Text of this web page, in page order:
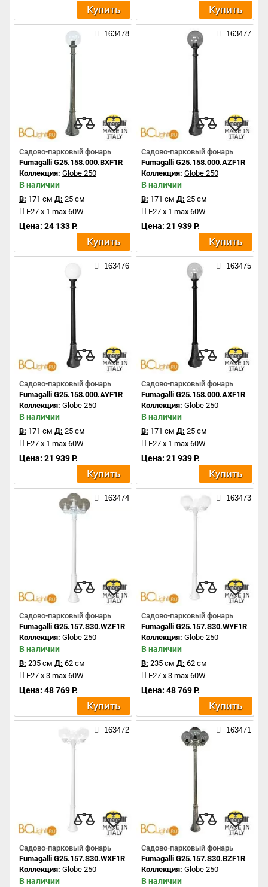
Купить Купить
163478
Садово-парковый фонарь
Fumagalli G25.158.000.BXF1R
Коллекция: Globe 250
В наличии
В: 171 см Д: 25 см
E27 x 1 max 60W
Цена: 24 133 Р.
Купить
163477
Садово-парковый фонарь
Fumagalli G25.158.000.AZF1R
Коллекция: Globe 250
В наличии
В: 171 см Д: 25 см
E27 x 1 max 60W
Цена: 21 939 Р.
Купить
163476
Садово-парковый фонарь
Fumagalli G25.158.000.AYF1R
Коллекция: Globe 250
В наличии
В: 171 см Д: 25 см
E27 x 1 max 60W
Цена: 21 939 Р.
Купить
163475
Садово-парковый фонарь
Fumagalli G25.158.000.AXF1R
Коллекция: Globe 250
В наличии
В: 171 см Д: 25 см
E27 x 1 max 60W
Цена: 21 939 Р.
Купить
163474
Садово-парковый фонарь
Fumagalli G25.157.S30.WZF1R
Коллекция: Globe 250
В наличии
В: 235 см Д: 62 см
E27 x 3 max 60W
Цена: 48 769 Р.
Купить
163473
Садово-парковый фонарь
Fumagalli G25.157.S30.WYF1R
Коллекция: Globe 250
В наличии
В: 235 см Д: 62 см
E27 x 3 max 60W
Цена: 48 769 Р.
Купить
163472
Садово-парковый фонарь
Fumagalli G25.157.S30.WXF1R
Коллекция: Globe 250
В наличии
163471
Садово-парковый фонарь
Fumagalli G25.157.S30.BZF1R
Коллекция: Globe 250
В наличии